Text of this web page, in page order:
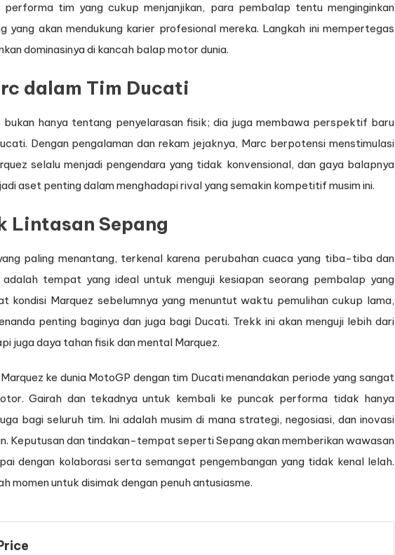
tim yang cukup menjanjikan, para pembalap tentu menginginkan
yang akan mendukung karier profesional mereka. Langkah ini mempertegas
dominasinya di kancah balap motor dunia.
dalam Tim Ducati
bukan hanya tentang penyelarasan fisik; dia juga membawa perspektif baru
Dengan pengalaman dan rekam jejaknya, Marc berpotensi menstimulasi
selalu menjadi pengendara yang tidak konvensional, dan gaya balapnya
aset penting dalam menghadapi rival yang semakin kompetitif musim ini.
Lintasan Sepang
paling menantang, terkenal karena perubahan cuaca yang tiba-tiba dan
tempat yang ideal untuk menguji kesiapan seorang pembalap yang
kondisi Marquez sebelumnya yang menuntut waktu pemulihan cukup lama,
penting baginya dan juga bagi Ducati. Trekk ini akan menguji lebih dari
juga daya tahan fisik dan mental Marquez.
ke dunia MotoGP dengan tim Ducati menandakan periode yang sangat
Gairah dan tekadnya untuk kembali ke puncak performa tidak hanya
bagi seluruh tim. Ini adalah musim di mana strategi, negosiasi, dan inovasi
Keputusan dan tindakan-tempat seperti Sepang akan memberikan wawasan
dengan kolaborasi serta semangat pengembangan yang tidak kenal lelah.
momen untuk disimak dengan penuh antusiasme.